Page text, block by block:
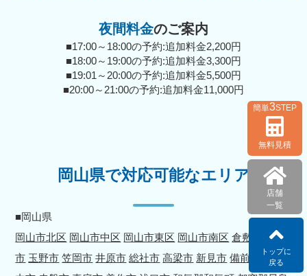
夜間料金のご案内
■17:00～18:00の予約:追加料金2,200円
■18:00～19:00の予約:追加料金3,300円
■19:01～20:00の予約:追加料金5,500円
■20:00～21:00の予約:追加料金11,000円
岡山県で対応可能なエリア
■岡山県
岡山市北区 岡山市中区 岡山市東区 岡山市南区 倉敷市
津山
市 玉野市 笠岡市 井原市 総社市 高梁市 新見市 備前市
瀬戸
簡単3STEP
無料見積
店舗
一覧
トップに
戻る